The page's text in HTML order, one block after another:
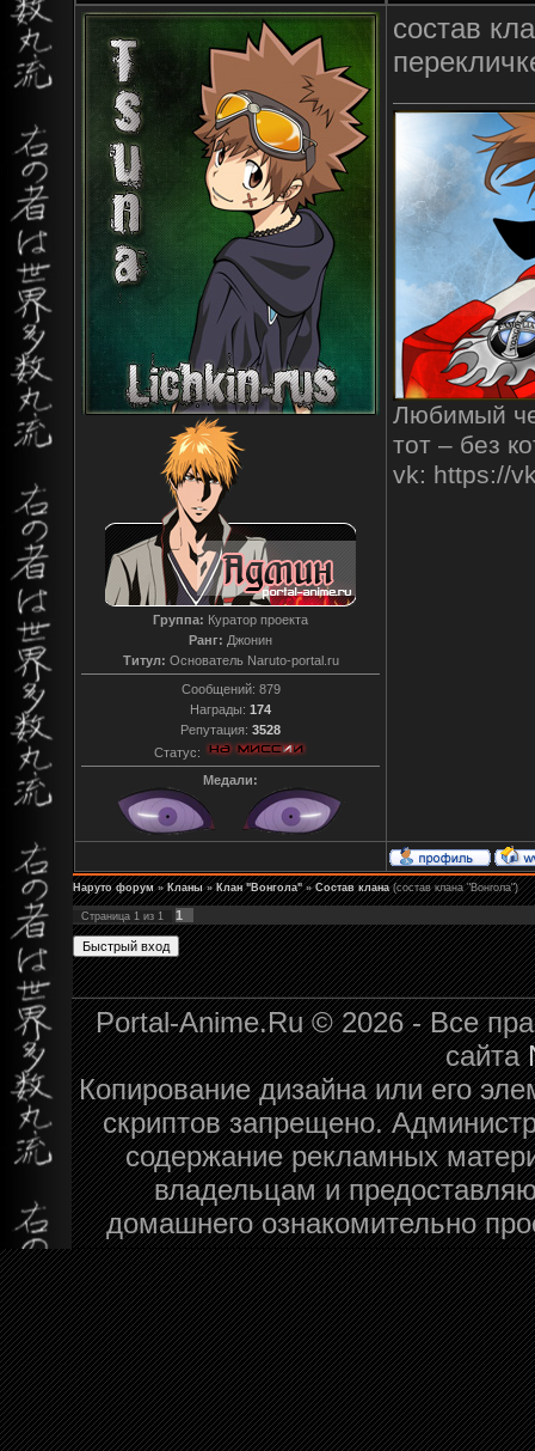
Группа: Куратор проекта
Ранг: Джонин
Титул: Основатель Naruto-portal.ru
Сообщений: 879
Награды: 174
Репутация: 3528
Статус:
Медали:
состав
Любимый
тот – без
vk: https://
Наруто форум » Кланы » Клан "Вонгола" » Состав клана (состав клана "Вонгола")
Страница 1 из 1 1
Portal-Anime.Ru © 2026 - Все
сайта
Копирование дизайна или его
скриптов запрещено.
содержание рекламных
владельцам и
домашнего ознакомительно